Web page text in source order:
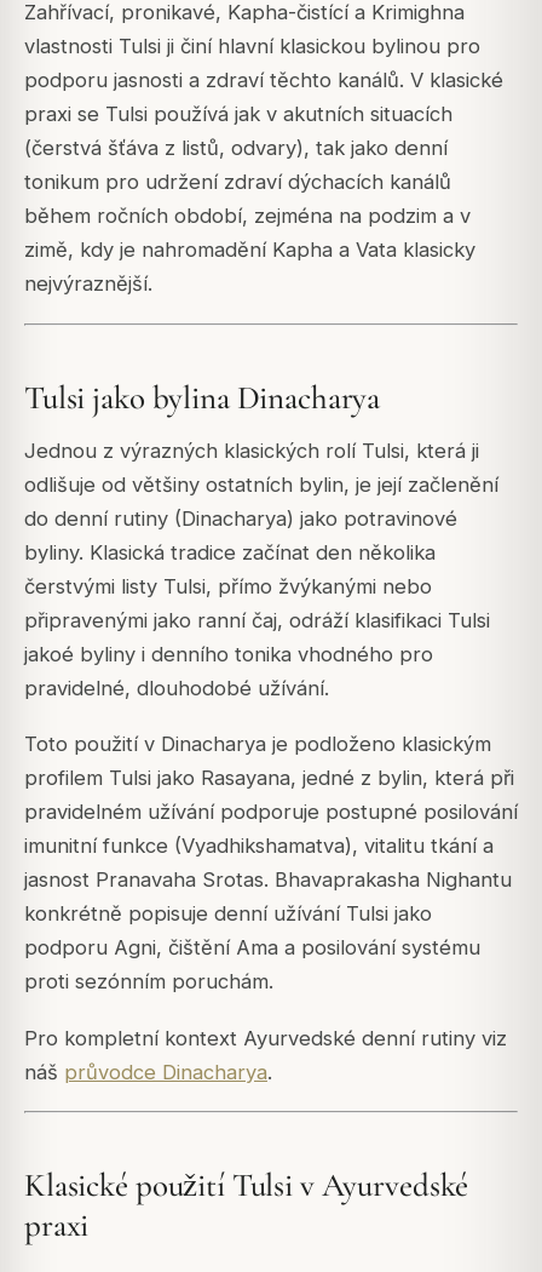
Zahřívací, pronikavé, Kapha-čistící a Krimighna
vlastnosti Tulsi ji činí hlavní klasickou bylinou pro
podporu jasnosti a zdraví těchto kanálů. V klasické
praxi se Tulsi používá jak v akutních situacích
(čerstvá šťáva z listů, odvary), tak jako denní
tonikum pro udržení zdraví dýchacích kanálů
během ročních období, zejména na podzim a v
zimě, kdy je nahromadění Kapha a Vata klasicky
nejvýraznější.
Tulsi jako bylina Dinacharya
Jednou z výrazných klasických rolí Tulsi, která ji
odlišuje od většiny ostatních bylin, je její začlenění
do denní rutiny (Dinacharya) jako potravinové
byliny. Klasická tradice začínat den několika
čerstvými listy Tulsi, přímo žvýkanými nebo
připravenými jako ranní čaj, odráží klasifikaci Tulsi
jakoé byliny i denního tonika vhodného pro
pravidelné, dlouhodobé užívání.
Toto použití v Dinacharya je podloženo klasickým
profilem Tulsi jako Rasayana, jedné z bylin, která při
pravidelném užívání podporuje postupné posilování
imunitní funkce (Vyadhikshamatva), vitalitu tkání a
jasnost Pranavaha Srotas. Bhavaprakasha Nighantu
konkrétně popisuje denní užívání Tulsi jako
podporu Agni, čištění Ama a posilování systému
proti sezónním poruchám.
Pro kompletní kontext Ayurvedské denní rutiny viz
náš průvodce Dinacharya.
Klasické použití Tulsi v Ayurvedské
praxi